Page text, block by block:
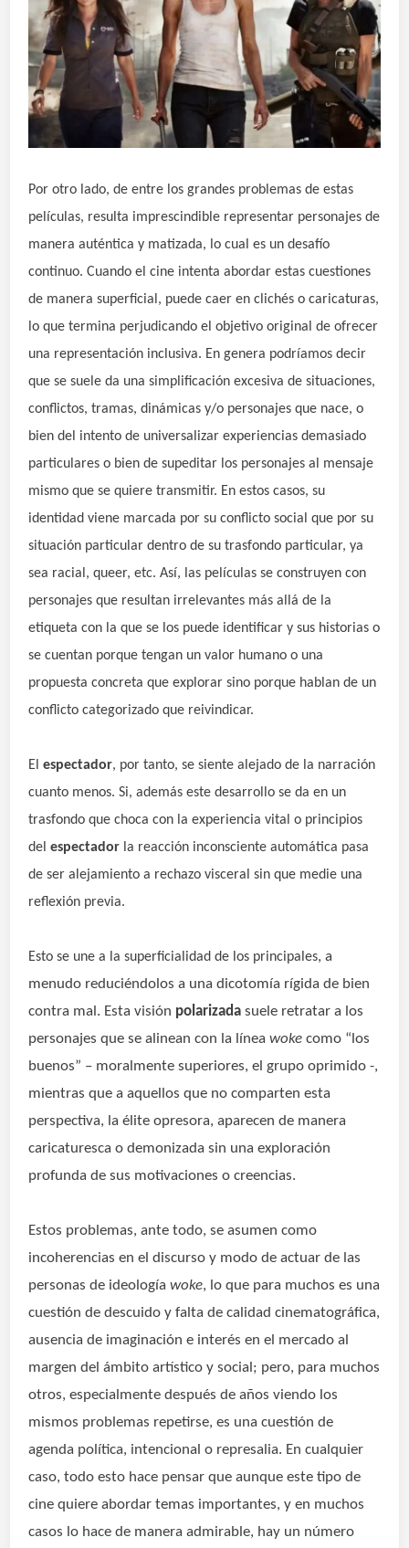
Por otro lado, de entre los grandes problemas de estas
películas, resulta imprescindible representar personajes de
manera auténtica y matizada, lo cual es un desafío
continuo. Cuando el cine intenta abordar estas cuestiones
de manera superficial, puede caer en clichés o caricaturas,
lo que termina perjudicando el objetivo original de ofrecer
una representación inclusiva. En genera podríamosdecir
que se suele da una simplificación excesiva de situaciones,
conflictos, tramas, dinámicas y/o personajes que nace, o
bien del intento de universalizar experiencias demasiado
particulares o bien de supeditar los personajes al mensaje
mismo que se quiere transmitir. En estos casos, su
identidad viene marcada por su conflicto social que por su
situación particular dentro de su trasfondo particular, ya
sea racial, queer, etc. Así, las películas se construyen con
personajes que resultan irrelevantes más allá de la
etiqueta con la que se los puede identificar y sus historias o
se cuentan porque tengan un valor humano o una
propuesta concreta que explorar sino porque hablan de un
conflicto categorizado que reivindicar.
Elespectador, por tanto, se siente alejado de la narración
cuanto menos. Si, además este desarrollo se da en un
trasfondo que choca con la experiencia vital o principios
delespectador la reacción inconsciente automática pasa
de ser alejamiento a rechazo visceral sin que medie una
reflexión previa.
Esto se une a la superficialidad de los principales, a
menudo reduciéndolos a una dicotomía rígida de bien
contra mal. Esta visión polarizada suele retratar a los
personajes que se alinean con la líneawoke como “los
buenos” – moralmente superiores, el grupo oprimido -,
mientras que a aquellos que no comparten esta
perspectiva, la élite opresora, aparecen de manera
caricaturesca o demonizada sin una exploración
profunda de sus motivaciones o creencias.
Estos problemas, ante todo, se asumen como
incoherencias en el discurso y modo de actuar de las
personas de ideologíawoke, lo que para muchos es una
cuestión de descuido y falta de calidad cinematográfica,
ausencia de imaginación e interés en el mercado al
margen del ámbito artístico y social; pero, para muchos
otros, especialmente después de años viendo los
mismos problemas repetirse, es una cuestión de
agenda política, intencional o represalia. En cualquier
caso, todo esto hace pensar que aunque este tipo de
cine quiere abordar temas importantes, y en muchos
casos lo hace de manera admirable, hay un número